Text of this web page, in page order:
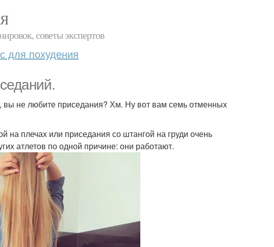
советы экспертов
для похудения
не любите приседания? Хм. Ну вот вам семь отменных
на плечах или приседания со штангой на груди очень
атлетов по одной причине: они работают.